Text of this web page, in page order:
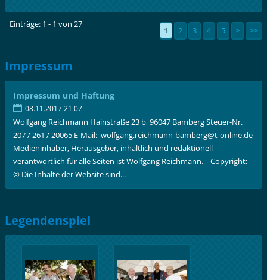
Einträge: 1 - 1 von 27
1 2 3 4 5 > >>
Impressum
Impressum und Haftung
08.11.2017 21:07
Wolfgang Reichmann Hainstraße 23 b, 96047 Bamberg Steuer-Nr.
207 / 261 / 20065 E-Mail: wolfgang.reichmann-bamberg@t-online.de
Medieninhaber, Herausgeber, inhaltlich und redaktionell
verantwortlich für alle Seiten ist Wolfgang Reichmann. Copyright:
© Die Inhalte der Website sind...
Legendenspiel